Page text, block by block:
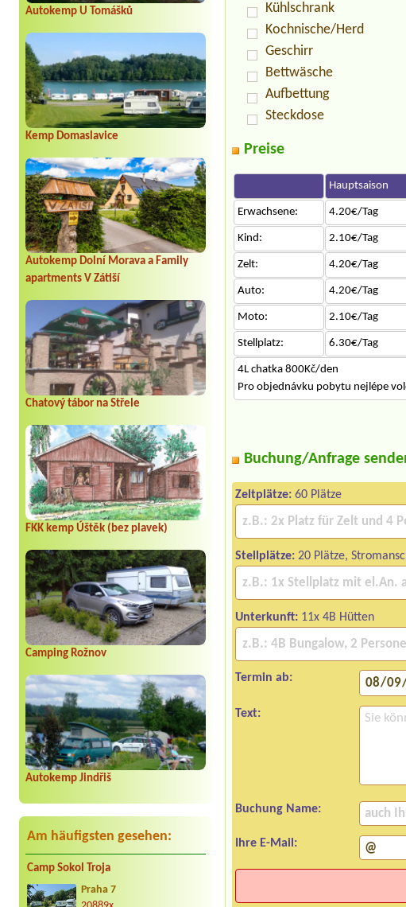
Autokemp U Tomášků
Kemp Domaslavice
Autokemp Dolní Morava a Family
apartments V Zátiší
Chatový tábor na Střele
FKK kemp Úštěk (bez plavek)
Camping Rožnov
Autokemp Jindřiš
Am häufigsten gesehen:
Camp Sokol Troja
Praha 7
Kühlschrank
Kochnische/Herd
Geschirr
Bettwäsche
Aufbettung
Steckdose
Preise
Hauptsaison
Erwachsene: 4.20€/Tag
Kind: 2.10€/Tag
Zelt: 4.20€/Tag
Auto: 4.20€/Tag
Moto: 2.10€/Tag
Stellplatz: 6.30€/Tag
4L chatka 800Kč/den
Pro objednávku pobytu nejlépe
Buchung/Anfrage
Zeltplätze: 60 Plätze
Stellplätze: 20 Plätze,
Unterkunft: 11x 4B Hütten
Termin ab:
Text:
Buchung Name:
Ihre E-Mail: